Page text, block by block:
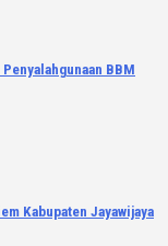
BBM
Kabupaten Jayawijaya